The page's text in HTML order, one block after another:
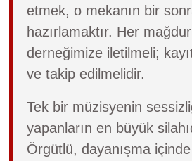
etmek, o mekanın bir
hazırlamaktır. Her
derneğimize iletilmeli;
ve takip edilmelidir.
Tek bir müzisyenin
yapanların en büyük
Örgütlü, dayanışma içinde